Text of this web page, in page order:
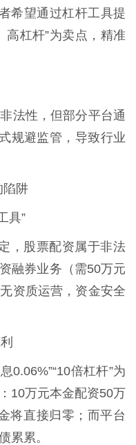
希望通过杠杆工具提
高杠杆”为卖点，精准
法性，但部分平台通
规避监管，导致行业
陷阱
具”
，股票配资属于非法
融券业务（需50万元
资质运营，资金安全
0.06%”“10倍杠杆”为
10万元本金配资50万
将直接归零；而平台
累累。